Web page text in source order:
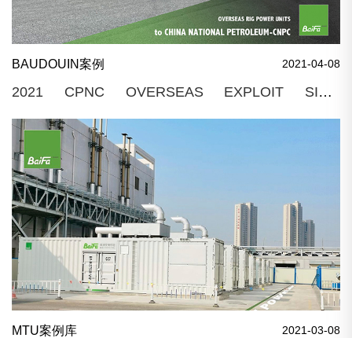
BAUDOUIN案例 2021-04-08
2021 CPNC OVERSEAS EXPLOIT SITE,
MTU案例库 2021-03-08